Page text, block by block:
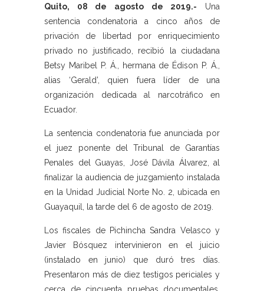
Quito, 08 de agosto de 2019.- Una
sentencia condenatoria a cinco años de
privación de libertad por enriquecimiento
privado no justificado, recibió la ciudadana
Betsy Maribel P. Á., hermana de Édison P. Á.,
alias ‘Gerald’, quien fuera líder de una
organización dedicada al narcotráfico en
Ecuador.
La sentencia condenatoria fue anunciada por
el juez ponente del Tribunal de Garantías
Penales del Guayas, José Dávila Álvarez, al
finalizar la audiencia de juzgamiento instalada
en la Unidad Judicial Norte No. 2, ubicada en
Guayaquil, la tarde del 6 de agosto de 2019.
Los fiscales de Pichincha Sandra Velasco y
Javier Bósquez intervinieron en el juicio
(instalado en junio) que duró tres días.
Presentaron más de diez testigos periciales y